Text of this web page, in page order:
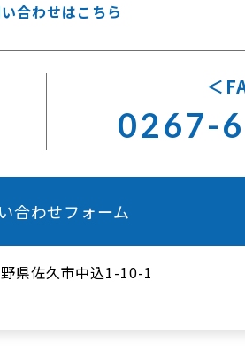
合わせはこちら
0267-
合わせフォーム
県佐久市中込1-10-1